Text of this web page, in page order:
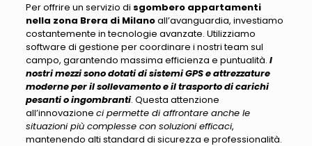
Per offrire un servizio di sgombero appartamenti
nella zona Brera di Milanoall’avanguardia, investiamo
costantemente in tecnologie avanzate. Utilizziamo
software di gestione per coordinare i nostri team sul
campo, garantendo massima efficienza e puntualità. I
nostri mezzi sono dotati di sistemi GPS e attrezzature
moderne per il sollevamento e il trasporto di carichi
pesanti o ingombranti. Questa attenzione
all’innovazione ci permette di affrontare anche le
situazioni più complesse con soluzioni efficaci,
mantenendo alti standard di sicurezza e professionalità.